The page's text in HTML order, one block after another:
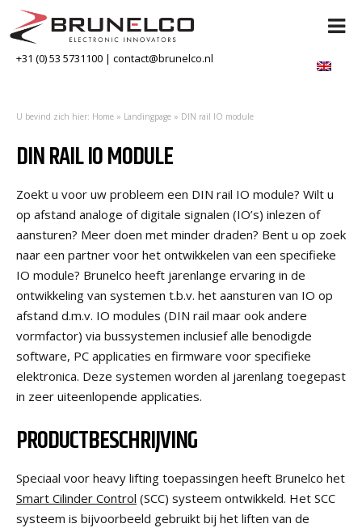
+31 (0) 53 5731100 | contact@brunelco.nl
U bevind zich hier: Home » Landingpage » DIN rail IO module
DIN RAIL IO MODULE
Zoekt u voor uw probleem een DIN rail IO module? Wilt u
op afstand analoge of digitale signalen (IO’s) inlezen of
aansturen? Meer doen met minder draden? Bent u op zoek
naar een partner voor het ontwikkelen van een specifieke
IO module? Brunelco heeft jarenlange ervaring in de
ontwikkeling van systemen t.b.v. het aansturen van IO op
afstand d.m.v. IO modules (DIN rail maar ook andere
vormfactor) via bussystemen inclusief alle benodigde
software, PC applicaties en firmware voor specifieke
elektronica. Deze systemen worden al jarenlang toegepast
in zeer uiteenlopende applicaties.
PRODUCTBESCHRIJVING
Speciaal voor heavy lifting toepassingen heeft Brunelco het
Smart Cilinder Control (SCC) systeem ontwikkeld. Het SCC
systeem is bijvoorbeeld gebruikt bij het liften van de